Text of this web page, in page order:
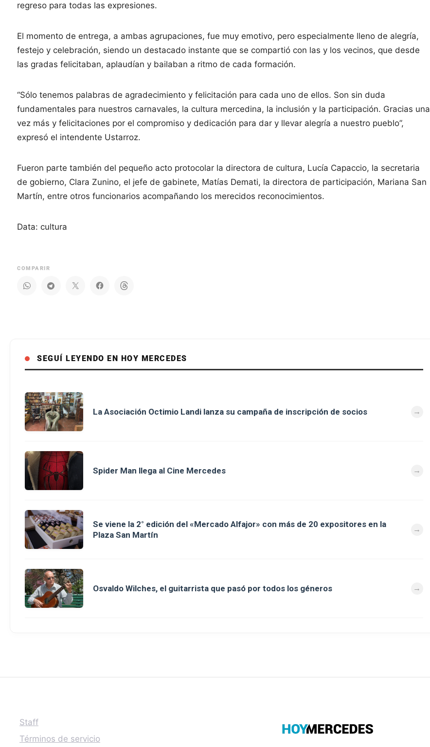
regreso para todas las expresiones.
El momento de entrega, a ambas agrupaciones, fue muy emotivo, pero especialmente lleno de alegría,
festejo y celebración, siendo un destacado instante que se compartió con las y los vecinos, que desde
las gradas felicitaban, aplaudían y bailaban a ritmo de cada formación.
“Sólo tenemos palabras de agradecimiento y felicitación para cada uno de ellos. Son sin duda
fundamentales para nuestros carnavales, la cultura mercedina, la inclusión y la participación. Gracias una
vez más y felicitaciones por el compromiso y dedicación para dar y llevar alegría a nuestro pueblo”,
expresó el intendente Ustarroz.
Fueron parte también del pequeño acto protocolar la directora de cultura, Lucía Capaccio, la secretaria
de gobierno, Clara Zunino, el jefe de gabinete, Matías Demati, la directora de participación, Mariana San
Martín, entre otros funcionarios acompañando los merecidos reconocimientos.
Data: cultura
COMPARIR
SEGUÍ LEYENDO EN HOY MERCEDES
La Asociación Octimio Landi lanza su campaña de inscripción de socios
Spider Man llega al Cine Mercedes
Se viene la 2° edición del «Mercado Alfajor» con más de 20 expositores en la
Plaza San Martín
Osvaldo Wilches, el guitarrista que pasó por todos los géneros
Staff
Términos de servicio